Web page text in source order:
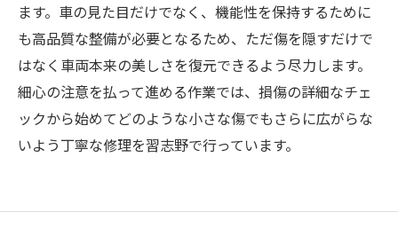
ます。車の見た目だけでなく、機能性を保持するために
も高品質な整備が必要となるため、ただ傷を隠すだけで
はなく車両本来の美しさを復元できるよう尽力します。
細心の注意を払って進める作業では、損傷の詳細なチェ
ックから始めてどのような小さな傷でもさらに広がらな
いよう丁寧な修理を習志野で行っています。